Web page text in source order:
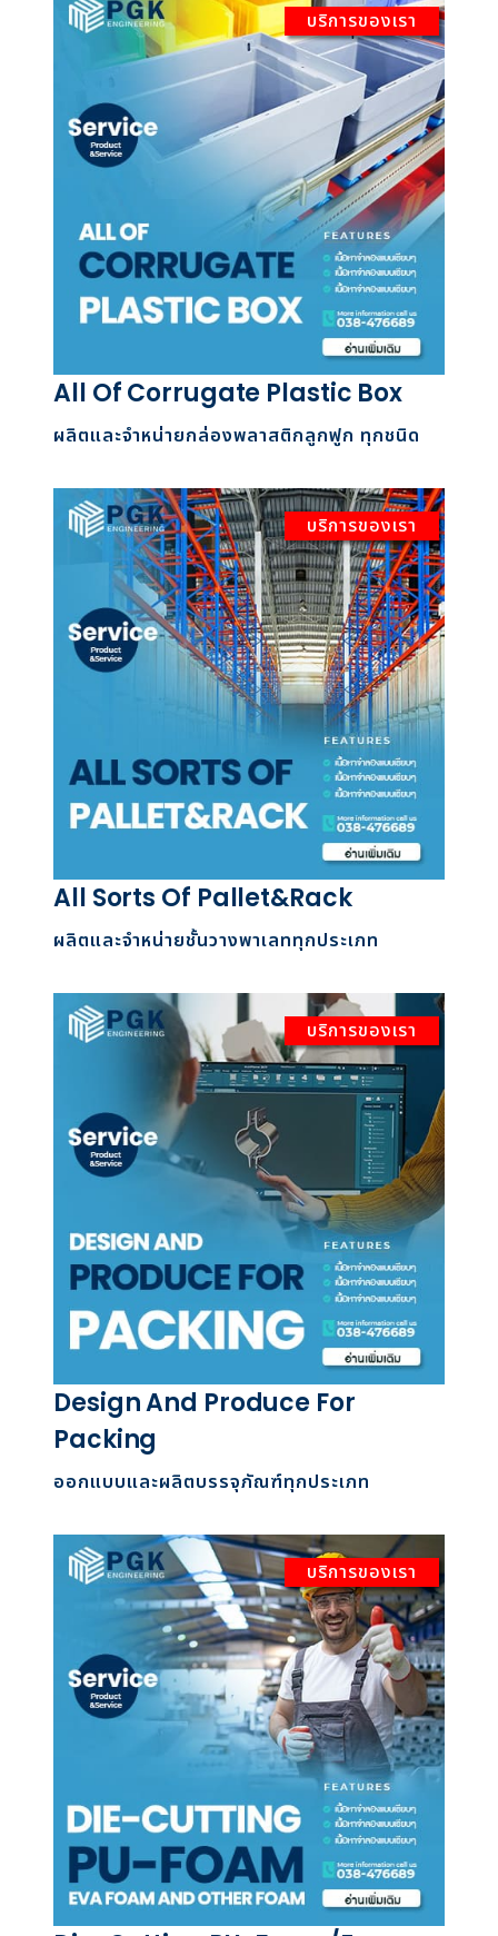
บริการของเรา
All Of Corrugate Plastic Box
ผลิตและจำหน่ายกล่องพลาสติกลูกฟูก ทุกชนิด
บริการของเรา
All Sorts Of Pallet&Rack
ผลิตและจำหน่ายชั้นวางพาเลททุกประเภท
บริการของเรา
Design And Produce For
Packing
ออกแบบและผลิตบรรจุภัณฑ์ทุกประเภท
บริการของเรา